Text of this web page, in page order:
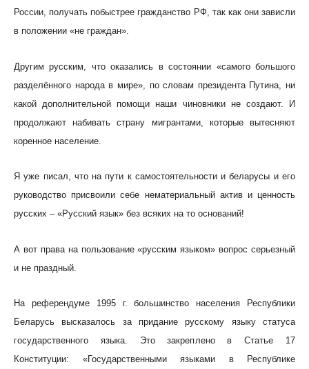
России, получать побыстрее гражданство РФ, так как они зависли
в положении «не граждан».
Другим русским, что оказались в состоянии «самого большого
разделённого народа в мире», по словам президента Путина, ни
какой дополнительной помощи наши чиновники не создают. И
продолжают набивать страну мигрантами, которые вытесняют
коренное население.
Я уже писал, что на пути к самостоятельности и беларусы и его
руководство присвоили себе нематериальный актив и ценность
русских – «Русский язык» без всяких на то оснований!
А вот права на пользование «русским языком» вопрос серьезный
и не праздный.
На референдуме 1995 г. большинство населения Республики
Беларусь высказалось за придание русскому языку статуса
государственного языка. Это закреплено в Статье 17
Конституции: «Государственными языками в Республике